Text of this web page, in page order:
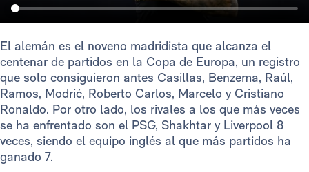
El alemán es el noveno madridista que alcanza el
centenar de partidos en la Copa de Europa, un registro
que solo consiguieron antes Casillas, Benzema, Raúl,
Ramos, Modrić, Roberto Carlos, Marcelo y Cristiano
Ronaldo. Por otro lado, los rivales a los que más veces
se ha enfrentado son el PSG, Shakhtar y Liverpool 8
veces, siendo el equipo inglés al que más partidos ha
ganado 7.